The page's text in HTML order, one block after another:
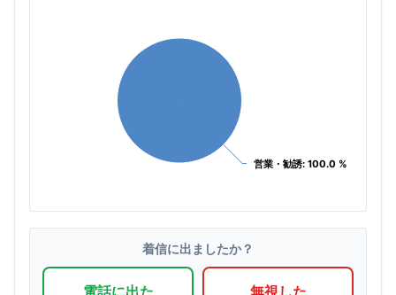
営業・勧誘: 100.0 %
営業・勧誘: 100.0 %
着信に出ましたか？
電話に出た 無視した